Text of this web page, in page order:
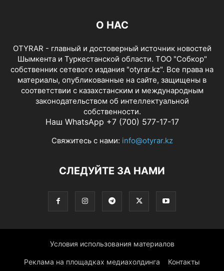
О НАС
OTYRAR - главный и достоверный источник новостей
Шымкента и Туркестанской области. ТОО "Собкор"
собственник сетевого издания "otyrar.kz". Все права на
материалы, опубликованные на сайте, защищены в
соответствии с казахстанским и международным
законодательством об интеллектуальной
собственности.
Наш WhatsApp +7 (700) 577-17-17
Свяжитесь с нами: info@otyrar.kz
СЛЕДУЙТЕ ЗА НАМИ
Условия использования материалов
Реклама на площадках медиахолдинга Контакты